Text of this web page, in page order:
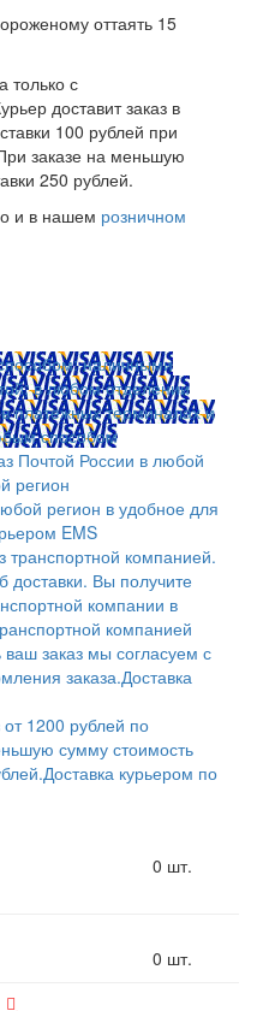
оттаять 15
только с
доставит заказ в
100 рублей при
заказе на меньшую
250 рублей.
и в нашем розничном
наличными
в любом отделении
платежных терминалах и
способом
Почтой России в любой
регион
регион в удобное для
EMS
компанией.
Вы получите
компании в
компанией
ваш заказ мы согласуем с
заказа.Доставка
1200 рублей по
сумму стоимость
Доставка курьером по
0 шт.
0 шт.